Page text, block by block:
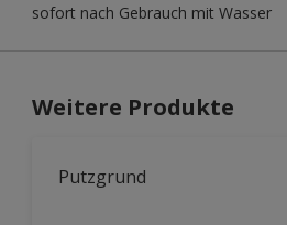
sofort nach Gebrauch mit Wasser
Weitere Produkte
Putzgrund